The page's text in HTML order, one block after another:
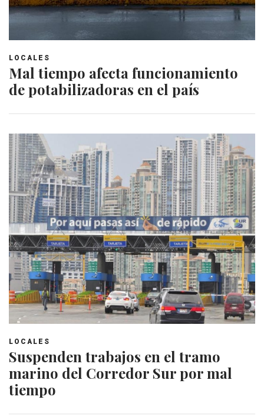
LOCALES
Mal tiempo afecta funcionamiento
de potabilizadoras en el país
LOCALES
Suspenden trabajos en el tramo
marino del Corredor Sur por mal
tiempo